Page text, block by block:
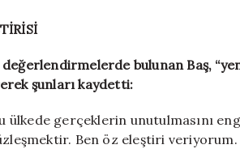
değerlendirmelerde bulunan Baş,
şunları kaydetti:
ülkede gerçeklerin unutulmasını
Ben öz eleştiri